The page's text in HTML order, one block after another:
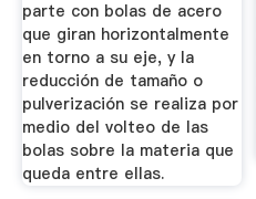
parte con bolas de acero
que giran horizontalmente
en torno a su eje, y la
reducción de tamaño o
pulverización se realiza por
medio del volteo de las
bolas sobre la materia que
queda entre ellas.